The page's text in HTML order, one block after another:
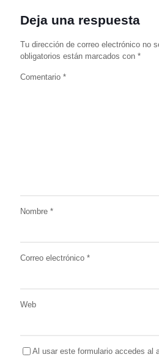
Deja una respuesta
Tu dirección de correo electrónico no
obligatorios están marcados con *
Comentario *
Nombre *
Correo electrónico *
Web
Al usar este formulario accedes al